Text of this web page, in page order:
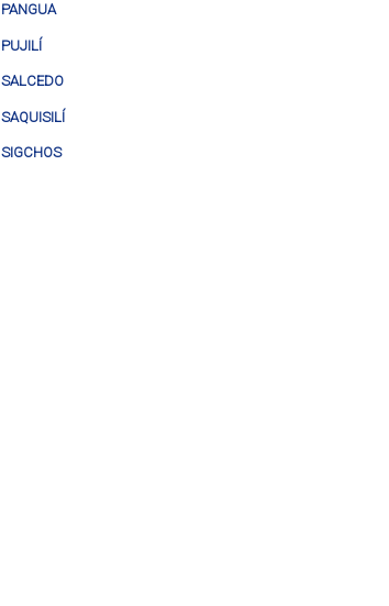
PANGUA
PUJILÍ
SALCEDO
SAQUISILÍ
SIGCHOS